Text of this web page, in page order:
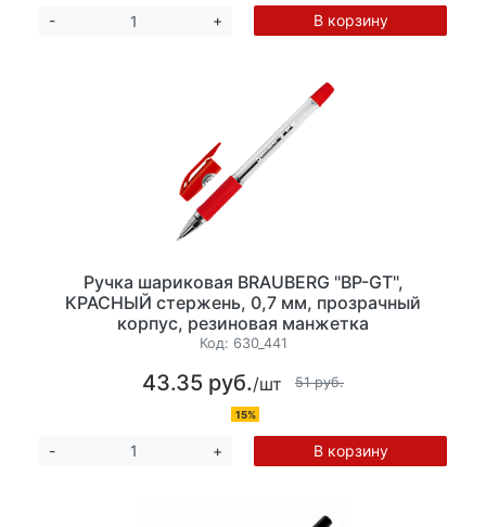
- + В корзину
Ручка шариковая BRAUBERG "BP-GT",
КРАСНЫЙ стержень, 0,7 мм, прозрачный
корпус, резиновая манжетка
Код: 630_441
43.35 руб./шт 51 руб.
15%
- + В корзину